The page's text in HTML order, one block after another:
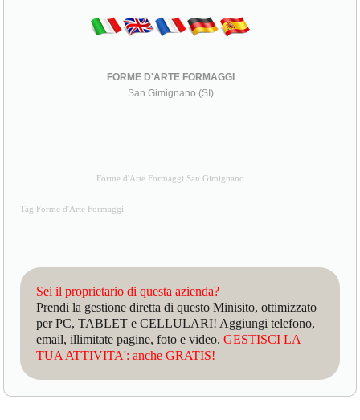
FORME D'ARTE FORMAGGI
San Gimignano (SI)
Forme d'Arte Formaggi San Gimignano
Tag Forme d'Arte Formaggi
Sei il proprietario di questa azienda?
Prendi la gestione diretta di questo Minisito, ottimizzato
per PC, TABLET e CELLULARI! Aggiungi telefono,
email, illimitate pagine, foto e video.GESTISCI LA
TUA ATTIVITA': anche GRATIS!